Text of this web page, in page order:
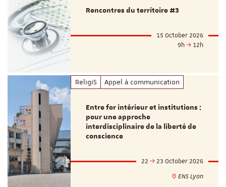
Rencontres du territoire #3
15 October 2026
9h
12h
ReligiS Appel à communication
Entre for intérieur et institutions :
pour une approche
interdisciplinaire de la liberté de
conscience
22
23 October 2026
ENS Lyon